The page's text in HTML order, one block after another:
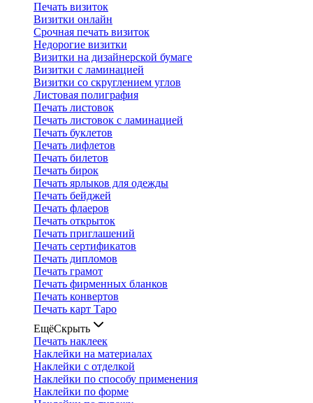
Печать визиток
Визитки онлайн
Срочная печать визиток
Недорогие визитки
Визитки на дизайнерской бумаге
Визитки с ламинацией
Визитки со скруглением углов
Листовая полиграфия
Печать листовок
Печать листовок с ламинацией
Печать буклетов
Печать лифлетов
Печать билетов
Печать бирок
Печать ярлыков для одежды
Печать бейджей
Печать флаеров
Печать открыток
Печать приглашений
Печать сертификатов
Печать дипломов
Печать грамот
Печать фирменных бланков
Печать конвертов
Печать карт Таро
ЕщёСкрыть
Печать наклеек
Наклейки на материалах
Наклейки с отделкой
Наклейки по способу применения
Наклейки по форме